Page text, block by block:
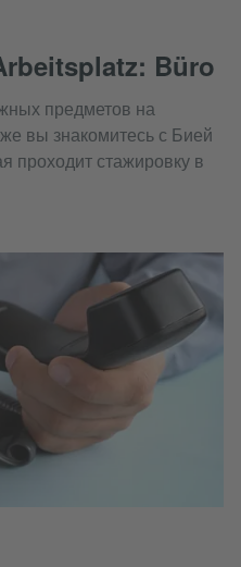
Büro
предметов на
вы знакомитесь с Бией
проходит стажировку в